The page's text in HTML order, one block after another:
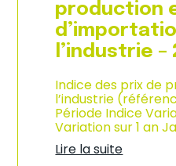
s
o
m
m
a
i
o
n
e
n
G
production
l’industrie –
Indice des prix de
l’industrie
Période Indice
Variation sur 1 an
Lire la suite